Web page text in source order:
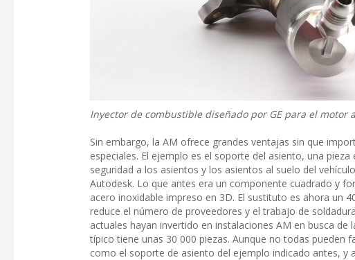
Inyector de combustible diseñado por GE para el motor
Sin embargo, la AM ofrece grandes ventajas sin que
especiales. El ejemplo es el soporte del asiento, una
seguridad a los asientos y los asientos al suelo del
Autodesk. Lo que antes era un componente cuadrado y
acero inoxidable impreso en 3D. El sustituto es ahora un
reduce el número de proveedores y el trabajo de
actuales hayan invertido en instalaciones AM en busca
típico tiene unas 30 000 piezas. Aunque no todas pueden
como el soporte de asiento del ejemplo indicado antes, y